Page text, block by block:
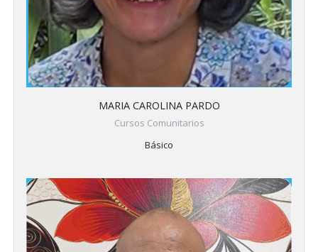
MARIA CAROLINA PARDO
Cursos Comunitarios
Básico